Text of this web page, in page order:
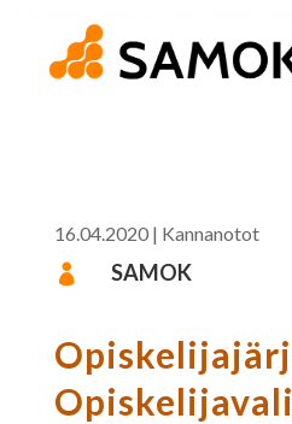
16.04.2020| Kannanotot
 SAMOK